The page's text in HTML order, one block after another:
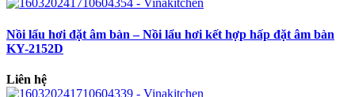
Nồi lẩu hơi đặt âm bàn – Nồi lẩu hơi kết hợp hấp đặt âm bàn
KY-2152D
Liên hệ